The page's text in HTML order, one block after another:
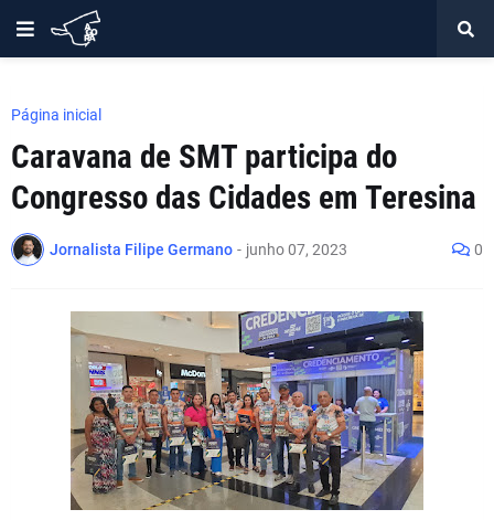
Página inicial
Caravana de SMT participa do
Congresso das Cidades em Teresina
Jornalista Filipe Germano - junho 07, 2023 0